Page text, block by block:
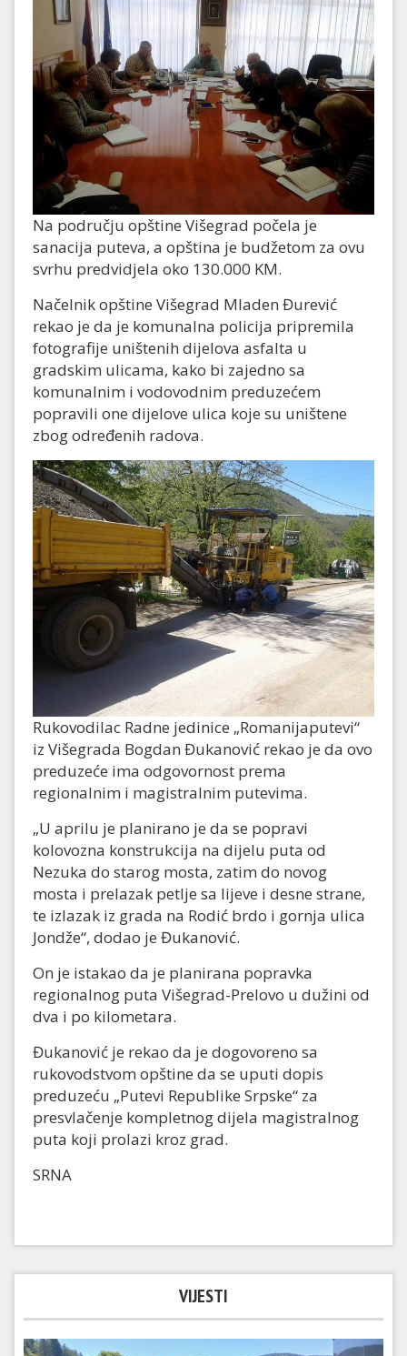
Na području opštine Višegrad počela je
sanacija puteva, a opština je budžetom za ovu
svrhu predvidjela oko 130.000 KM.
Načelnik opštine Višegrad Mladen Đurević
rekao je da je komunalna policija pripremila
fotografije uništenih dijelova asfalta u
gradskim ulicama, kako bi zajedno sa
komunalnim i vodovodnim preduzećem
popravili one dijelove ulica koje su uništene
zbog određenih radova.
Rukovodilac Radne jedinice „Romanijaputevi“
iz Višegrada Bogdan Đukanović rekao je da ovo
preduzeće ima odgovornost prema
regionalnim i magistralnim putevima.
„U aprilu je planirano je da se popravi
kolovozna konstrukcija na dijelu puta od
Nezuka do starog mosta, zatim do novog
mosta i prelazak petlje sa lijeve i desne strane,
te izlazak iz grada na Rodić brdo i gornja ulica
Jondže“, dodao je Đukanović.
On je istakao da je planirana popravka
regionalnog puta Višegrad-Prelovo u dužini od
dva i po kilometara.
Đukanović je rekao da je dogovoreno sa
rukovodstvom opštine da se uputi dopis
preduzeću „Putevi Republike Srpske“ za
presvlačenje kompletnog dijela magistralnog
puta koji prolazi kroz grad.
SRNA
VIJESTI